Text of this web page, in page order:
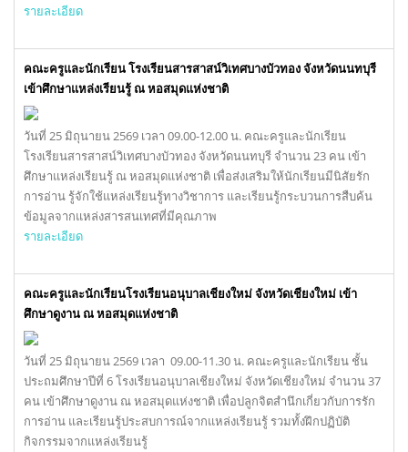
รายละเอียด
คณะครูและนักเรียน โรงเรียนสารสาสน์วิเทศบางบัวทอง จังหวัดนนทบุรี
เข้าศึกษาแหล่งเรียนรู้ ณ หอสมุดแห่งชาติ
วันที่ 25 มิถุนายน 2569 เวลา 09.00-12.00 น. คณะครูและนักเรียน
โรงเรียนสารสาสน์วิเทศบางบัวทอง จังหวัดนนทบุรี จำนวน 23 คน เข้า
ศึกษาแหล่งเรียนรู้ ณ หอสมุดแห่งชาติ เพื่อส่งเสริมให้นักเรียนมีนิสัยรัก
การอ่าน รู้จักใช้แหล่งเรียนรู้ทางวิชาการ และเรียนรู้กระบวนการสืบค้น
ข้อมูลจากแหล่งสารสนเทศที่มีคุณภาพ
รายละเอียด
คณะครูและนักเรียนโรงเรียนอนุบาลเชียงใหม่ จังหวัดเชียงใหม่ เข้า
ศึกษาดูงาน ณ หอสมุดแห่งชาติ
วันที่ 25 มิถุนายน 2569 เวลา 09.00-11.30 น. คณะครูและนักเรียน ชั้น
ประถมศึกษาปีที่ 6 โรงเรียนอนุบาลเชียงใหม่ จังหวัดเชียงใหม่ จำนวน 37
คน เข้าศึกษาดูงาน ณ หอสมุดแห่งชาติ เพื่อปลูกจิตสำนึกเกี่ยวกับการรัก
การอ่าน และเรียนรู้ประสบการณ์จากแหล่งเรียนรู้ รวมทั้งฝึกปฏิบัติ
กิจกรรมจากแหล่งเรียนรู้